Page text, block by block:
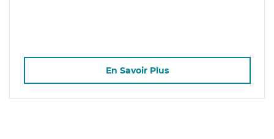
En Savoir Plus